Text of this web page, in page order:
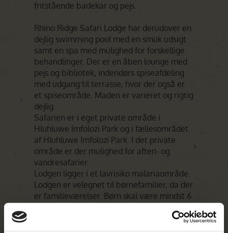
fritstående badekar og pejs.
Rhino Ridge Safari Lodge har derudover en
dejlig swimming pool med en smuk udsigt
samt en spa med mulighed for forskellige
behandlinger. Der er en åben lounge med
pejs og bibliotek, indendørs spiseafdeling
med udgang til terrasse, hvor der også er
et spiseområde. Maden er varieret og rigtig
dejlig.
Safarien er i eget private område i
Hluhluwe Imfolozi Park og i fællesområdet
af Hluhluwe Imfolozi Park. I det private
område er der mulighed for aften- og
vandresafarier.
Lodgen ligger i et lavrisiko malariaområde.
Lodgen er velegnet til børnefamilier, da der
er familieværelser. Børn skal være mindst 6
(game drives) og mindst 12 år for at deltage
på vandresafarier.